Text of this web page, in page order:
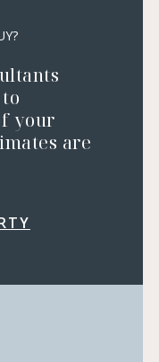
your
are